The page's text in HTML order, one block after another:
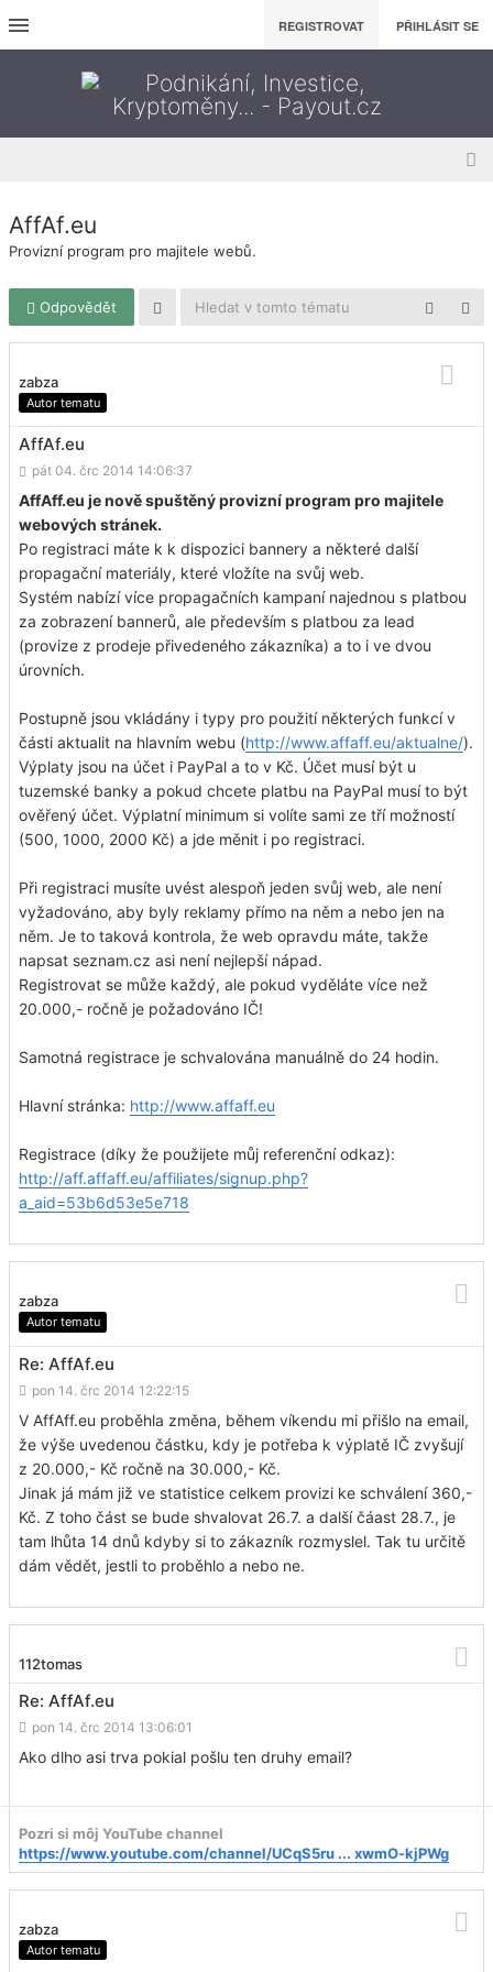
REGISTROVAT PŘIHLÁSIT SE
AffAf.eu
Provizní program pro majitele webů.
Odpovědět
zabza
Autor tematu
AffAf.eu
pát 04. črc 2014 14:06:37
AffAff.eu je nově spuštěný provizní program pro majitele
webových stránek.
Po registraci máte k k dispozici bannery a některé další
propagační materiály, které vložíte na svůj web.
Systém nabízí více propagačních kampaní najednou s platbou
za zobrazení bannerů, ale především s platbou za lead
(provize z prodeje přivedeného zákazníka) a to i ve dvou
úrovních.
Postupně jsou vkládány i typy pro použití některých funkcí v
části aktualit na hlavním webu (http://www.affaff.eu/aktualne/).
Výplaty jsou na účet i PayPal a to v Kč. Účet musí být u
tuzemské banky a pokud chcete platbu na PayPal musí to být
ověřený účet. Výplatní minimum si volíte sami ze tří možností
(500, 1000, 2000 Kč) a jde měnit i po registraci.
Při registraci musíte uvést alespoň jeden svůj web, ale není
vyžadováno, aby byly reklamy přímo na něm a nebo jen na
něm. Je to taková kontrola, že web opravdu máte, takže
napsat seznam.cz asi není nejlepší nápad.
Registrovat se může každý, ale pokud vyděláte více než
20.000,- ročně je požadováno IČ!
Samotná registrace je schvalována manuálně do 24 hodin.
Hlavní stránka: http://www.affaff.eu
Registrace (díky že použijete můj referenční odkaz):
http://aff.affaff.eu/affiliates/signup.php?
a_aid=53b6d53e5e718
zabza
Autor tematu
Re: AffAf.eu
pon 14. črc 2014 12:22:15
V AffAff.eu proběhla změna, během víkendu mi přišlo na email,
že výše uvedenou částku, kdy je potřeba k výplatě IČ zvyšují
z 20.000,- Kč ročně na 30.000,- Kč.
Jinak já mám již ve statistice celkem provizi ke schválení 360,-
Kč. Z toho část se bude shvalovat 26.7. a další čáast 28.7., je
tam lhůta 14 dnů kdyby si to zákazník rozmyslel. Tak tu určitě
dám vědět, jestli to proběhlo a nebo ne.
112tomas
Re: AffAf.eu
pon 14. črc 2014 13:06:01
Ako dlho asi trva pokial pošlu ten druhy email?
Pozri si môj YouTube channel
https://www.youtube.com/channel/UCqS5ru ... xwmO-kjPWg
zabza
Autor tematu